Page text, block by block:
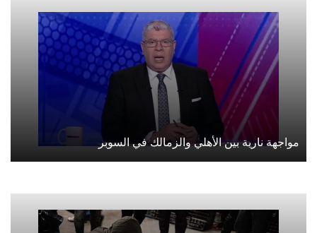
مواجهة نارية بين الأهلي والزمالك في السوبر